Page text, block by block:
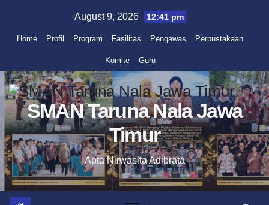
content
August 9, 2026 12:41 pm
Home Profil Program Fasilitas Pengawas Perpustakaan
Komite Guru
SMAN Taruna Nala Jawa
Timur
Apta Nirwasita Adibrata